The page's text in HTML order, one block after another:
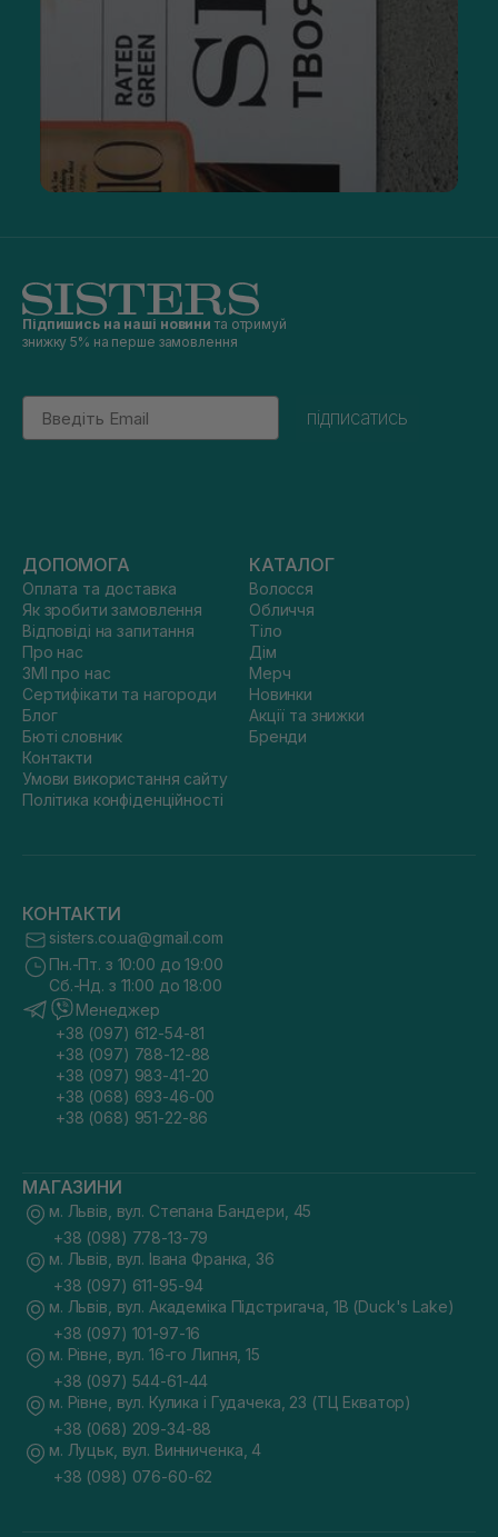
Підпишись на наші новини та отримуй
знижку 5% на перше замовлення
Email
підписатись
ДОПОМОГА
Оплата та доставка
Як зробити замовлення
Відповіді на запитання
Про нас
ЗМІ про нас
Сертифікати та нагороди
Блог
Бюті словник
Контакти
Умови використання сайту
Політика конфіденційності
КАТАЛОГ
Волосся
Обличчя
Тіло
Дім
Мерч
Новинки
Акції та знижки
Бренди
КОНТАКТИ
sisters.co.ua@gmail.com
Пн.-Пт. з 10:00 до 19:00
Сб.-Нд. з 11:00 до 18:00
Менеджер
+38 (097) 612-54-81
+38 (097) 788-12-88
+38 (097) 983-41-20
+38 (068) 693-46-00
+38 (068) 951-22-86
МАГАЗИНИ
м. Львів, вул. Степана Бандери, 45
+38 (098) 778-13-79
м. Львів, вул. Івана Франка, 36
+38 (097) 611-95-94
м. Львів, вул. Академіка Підстригача, 1В (Duck's Lake)
+38 (097) 101-97-16
м. Рівне, вул. 16-го Липня, 15
+38 (097) 544-61-44
м. Рівне, вул. Кулика і Гудачека, 23 (ТЦ Екватор)
+38 (068) 209-34-88
м. Луцьк, вул. Винниченка, 4
+38 (098) 076-60-62